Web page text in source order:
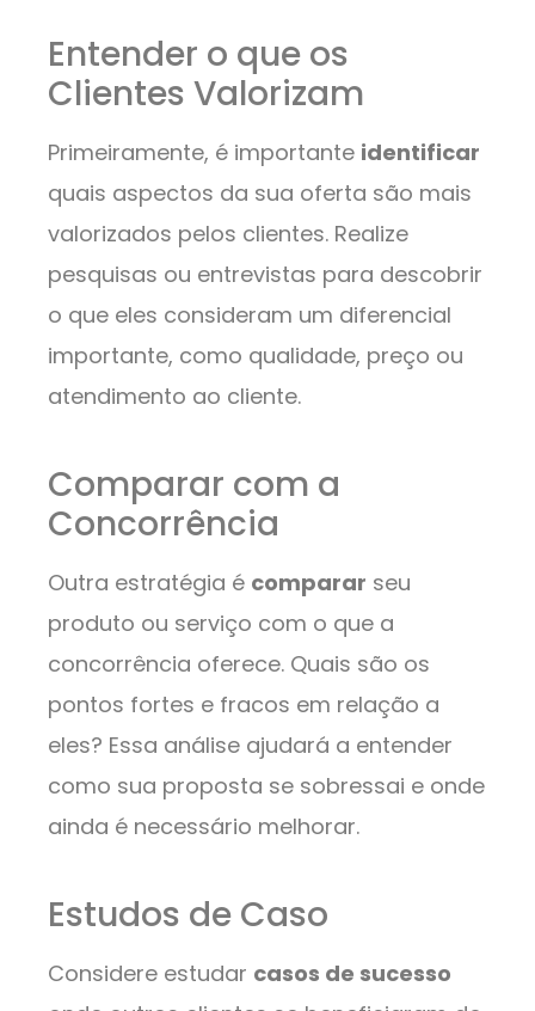
Entender o que os
Clientes Valorizam
Primeiramente, é importante identificar
quais aspectos da sua oferta são mais
valorizados pelos clientes. Realize
pesquisas ou entrevistas para descobrir
o que eles consideram um diferencial
importante, como qualidade, preço ou
atendimento ao cliente.
Comparar com a
Concorrência
Outra estratégia é comparar seu
produto ou serviço com o que a
concorrência oferece. Quais são os
pontos fortes e fracos em relação a
eles? Essa análise ajudará a entender
como sua proposta se sobressai e onde
ainda é necessário melhorar.
Estudos de Caso
Considere estudar casos de sucesso